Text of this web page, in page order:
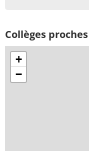
Collèges
+
−